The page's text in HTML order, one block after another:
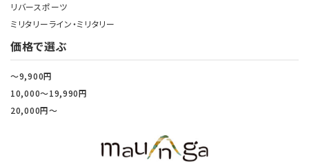
リバースポーツ
ミリタリーライン・ミリタリー
価格で選ぶ
～9,900円
10,000～19,990円
20,000円～